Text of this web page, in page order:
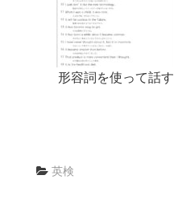
形容詞を使って話す
英検